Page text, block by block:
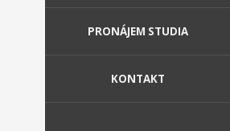
PRONÁJEM STUDIA
KONTAKT